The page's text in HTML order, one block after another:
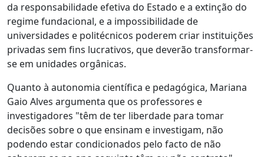
da responsabilidade efetiva do Estado e a extinção do
regime fundacional, e a impossibilidade de
universidades e politécnicos poderem criar instituições
privadas sem fins lucrativos, que deverão transformar-
se em unidades orgânicas.
Quanto à autonomia científica e pedagógica, Mariana
Gaio Alves argumenta que os professores e
investigadores "têm de ter liberdade para tomar
decisões sobre o que ensinam e investigam, não
podendo estar condicionados pelo facto de não